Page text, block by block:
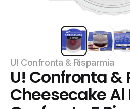
U! Confronta & Risparmia
U! Confronta &
Cheesecake Al